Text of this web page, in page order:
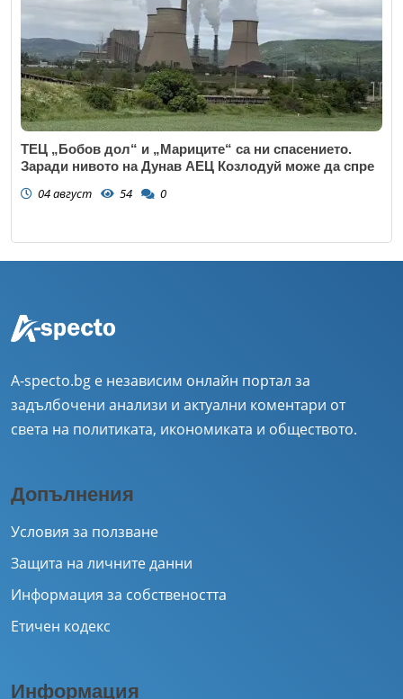
ТЕЦ „Бобов дол“ и „Мариците“ са ни спасението.
Заради нивото на Дунав АЕЦ Козлодуй може да спре
04 август 54 0
A-specto.bg е независим онлайн портал за
задълбочени анализи и актуални коментари от
света на политиката, икономиката и обществото.
Допълнения
Условия за ползване
Защита на личните данни
Информация за собствеността
Етичен кодекс
Информация